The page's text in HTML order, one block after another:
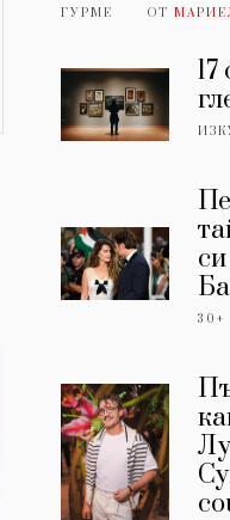
ГУРМЕ ОТ
30+